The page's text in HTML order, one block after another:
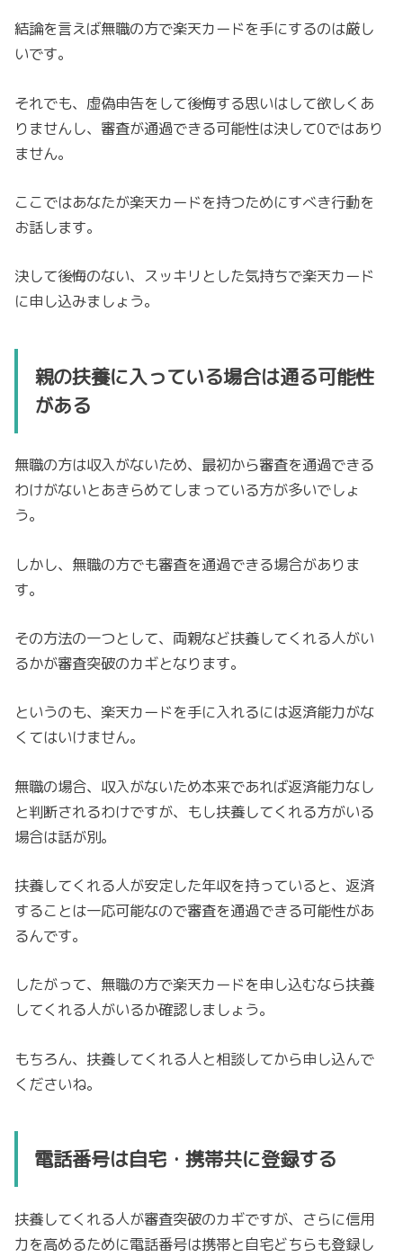
結論を言えば無職の方で楽天カードを手にするのは厳し
いです。
それでも、虚偽申告をして後悔する思いはして欲しくあ
りませんし、審査が通過できる可能性は決して0ではあり
ません。
ここではあなたが楽天カードを持つためにすべき行動を
お話します。
決して後悔のない、スッキリとした気持ちで楽天カード
に申し込みましょう。
親の扶養に入っている場合は通る可能性
がある
無職の方は収入がないため、最初から審査を通過できる
わけがないとあきらめてしまっている方が多いでしょ
う。
しかし、無職の方でも審査を通過できる場合がありま
す。
その方法の一つとして、両親など扶養してくれる人がい
るかが審査突破のカギとなります。
というのも、楽天カードを手に入れるには返済能力がな
くてはいけません。
無職の場合、収入がないため本来であれば返済能力なし
と判断されるわけですが、もし扶養してくれる方がいる
場合は話が別。
扶養してくれる人が安定した年収を持っていると、返済
することは一応可能なので審査を通過できる可能性があ
るんです。
したがって、無職の方で楽天カードを申し込むなら扶養
してくれる人がいるか確認しましょう。
もちろん、扶養してくれる人と相談してから申し込んで
くださいね。
電話番号は自宅・携帯共に登録する
扶養してくれる人が審査突破のカギですが、さらに信用
力を高めるために電話番号は携帯と自宅どちらも登録し